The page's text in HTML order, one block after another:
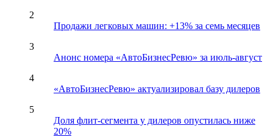
2
Продажи легковых машин: +13% за семь месяцев
3
Анонс номера «АвтоБизнесРевю» за июль-август
4
«АвтоБизнесРевю» актуализировал базу дилеров
5
Доля флит-сегмента у дилеров опустилась ниже
20%